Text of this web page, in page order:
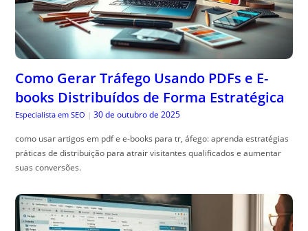
Como Gerar Tráfego Usando PDFs e E-
books Distribuídos de Forma Estratégica
Especialista em SEO | 30 de outubro de 2025
como usar artigos em pdf e e-books para tr, áfego: aprenda estratégias
práticas de distribuição para atrair visitantes qualificados e aumentar
suas conversões.